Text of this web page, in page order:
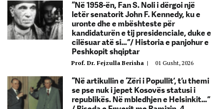
“Në 1958-ën, Fan S. Noli i dërgoi një
letër senatorit John F. Kennedy, ku e
uronte dhe e mbështeste për
kandidaturën e tij presidenciale, duke e
cilësuar atë si…”/ Historia e panjohur e
Peshkopit shqiptar
Prof. Dr. Fejzulla Berisha | 01 Gusht, 2026
“Në artikullin e ‘Zëri i Popullit’, t’u themi
se pse nuk i jepet Kosovës statusi i
republikës. Në mbledhjen e Helsinkit…”